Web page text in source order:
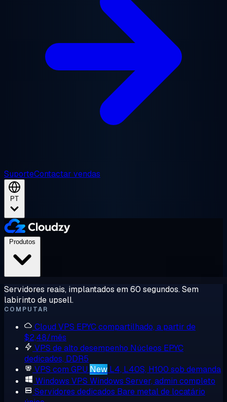
SuporteContactar vendas
PT
Servidores reais, implantados em 60 segundos. Sem
labirinto de upsell.
COMPUTAR
Cloud VPS EPYC compartilhado, a partir de
$2,48/mês
VPS de alto desempenho Núcleos EPYC
dedicados, DDR5
VPS com GPU New L4, L40S, H100 sob demanda
Windows VPS Windows Server, admin completo
Servidores dedicados Bare metal de locatário